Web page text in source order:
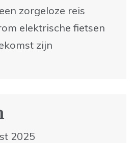
zorgeloze reis
elektrische fietsen
zijn
2025